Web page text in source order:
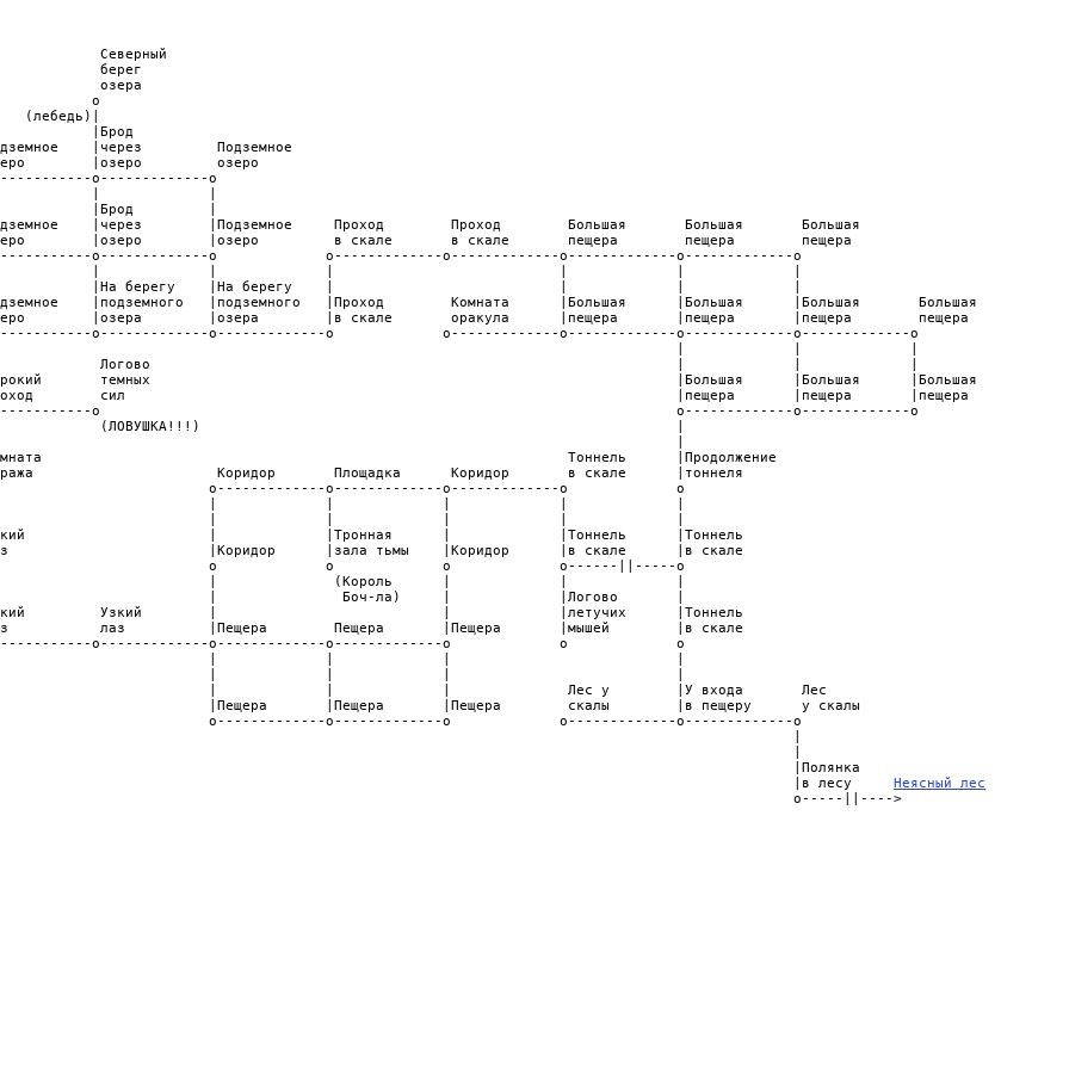
Северный
берег
озера
o
(лебедь)|
|Брод
|через         Подземное
|озеро         озеро
o-------------o
|Брод         |
|через        |Подземное     Проход        Проход        Большая       Большая       Большая
|озеро        |озеро         в скале       в скале       пещера        пещера        пещера
o-------------o             o-------------o-------------o-------------o-------------o
|На берегу    |На берегу    |                           |             |             |
|подземного   |подземного   |Проход        Комната      |Большая      |Большая      |Большая       Большая
|озера        |озера        |в скале       оракула      |пещера       |пещера       |пещера        пещера
o-------------o-------------o             o-------------o-------------o-------------o-------------o
Логово                                                               |             |             |
темных                                                               |Большая      |Большая      |Большая
сил                                                                  |пещера       |пещера       |пещера
o                                                                     o-------------o-------------o
(ЛОВУШКА!!!)                                                         |
Тоннель      |Продолжение
Коридор       Площадка      Коридор       в скале      |тоннеля
o-------------o-------------o-------------o             o
|             |Тронная      |             |Тоннель      |Тоннель
|Коридор      |зала тьмы    |Коридор      |в скале      |в скале
o             o             o             o------||-----o
|              (Король      |             |             |
|               Боч-ла)     |             |Логово       |
Узкий        |                           |             |летучих      |Тоннель
лаз          |Пещера        Пещера       |Пещера       |мышей        |в скале
o-------------o-------------o-------------o             o             o
|             |             |              Лес у        |У входа       Лес
|Пещера       |Пещера       |Пещера        скалы        |в пещеру      у скалы
o-------------o-------------o             o-------------o-------------o
|Полянка
|в лесу
Неясный лес
o-----||---->